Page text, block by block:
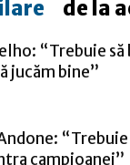
de la
“Trebuie să
jucăm bine”
campioanei”